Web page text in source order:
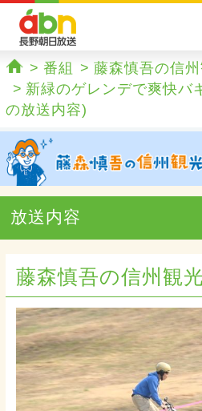
ホーム
番組 藤森慎吾の信
新緑のゲレンデで爽快バ
の放送内容)
放送内容
藤森慎吾の信州観